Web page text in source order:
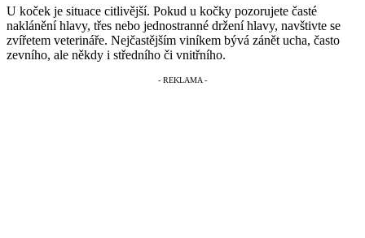
U koček je situace citlivější. Pokud u kočky pozorujete časté
naklánění hlavy, třes nebo jednostranné držení hlavy, navštivte se
zvířetem veterináře. Nejčastějším viníkem bývá zánět ucha, často
zevního, ale někdy i středního či vnitřního.